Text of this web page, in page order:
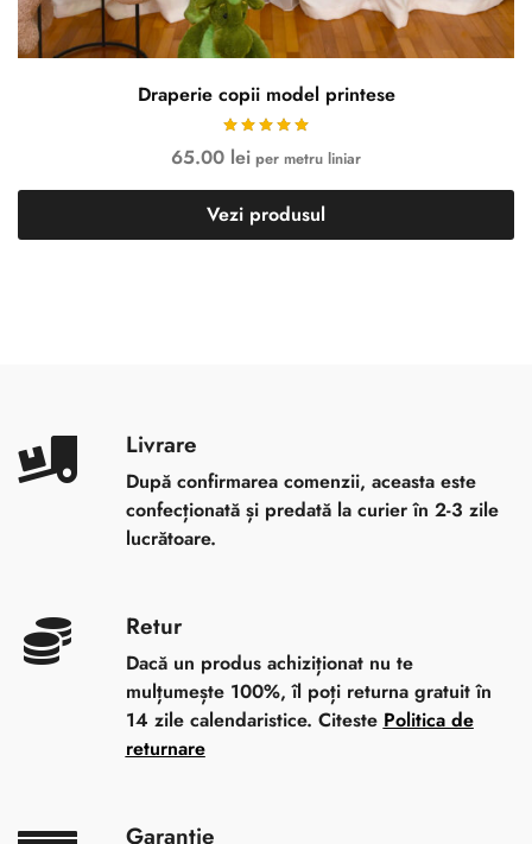
Draperie copii model printese
65.00 lei per metru liniar
Vezi produsul
Livrare
După confirmarea comenzii, aceasta este
confecționată și predată la curier în 2-3 zile
lucrătoare.
Retur
Dacă un produs achiziționat nu te
mulțumește 100%, îl poți returna gratuit în
14 zile calendaristice. Citeste Politica de
returnare
Garanție